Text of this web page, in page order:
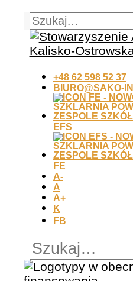
+48 62 598 52 37
BIURO@SAKO-
EFS
FE
A-
A
A+
K
FB